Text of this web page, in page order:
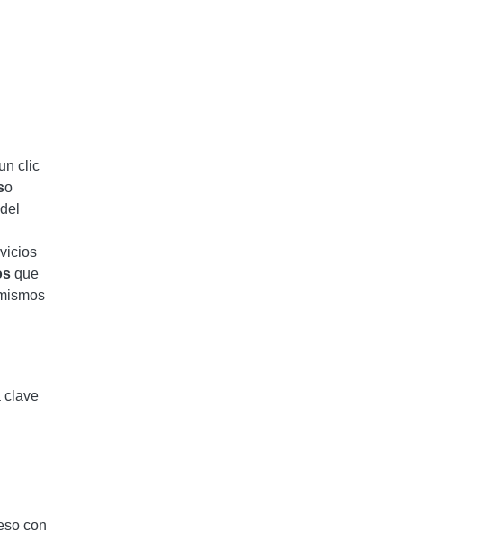
clic
o
que
clave
con